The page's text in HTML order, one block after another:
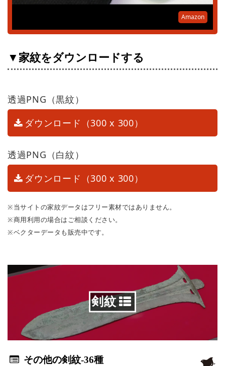
Amazon
▼家紋をダウンロードする
透過PNG（黒紋）
ダウンロード（300 x 300）
透過PNG（白紋）
ダウンロード（300 x 300）
※当サイトの家紋データはフリー素材ではありません。
※商用利用の場合はご相談ください。
※ベクターデータも販売中です。
剣紋
その他の剣紋-36種